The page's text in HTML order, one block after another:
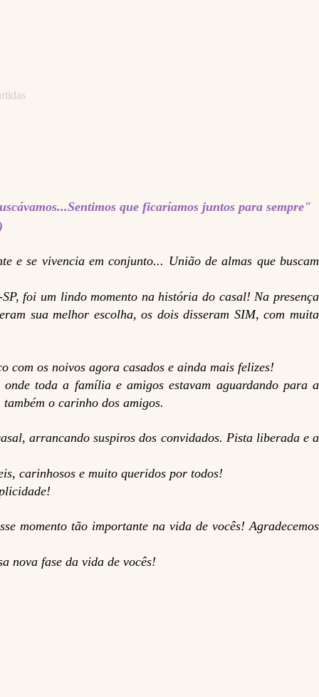
que ficaríamos juntos para sempre"
e se vivencia em conjunto... União de almas que buscam
foi um lindo momento na história do casal! Na presença
sua melhor escolha, os dois disseram SIM, com muita
com os noivos agora casados e ainda mais felizes!
toda a família e amigos estavam aguardando para a
o carinho dos amigos.
arrancando suspiros dos convidados. Pista liberada e a
carinhosos e muito queridos por todos!
momento tão importante na vida de vocês! Agradecemos
nova fase da vida de vocês!